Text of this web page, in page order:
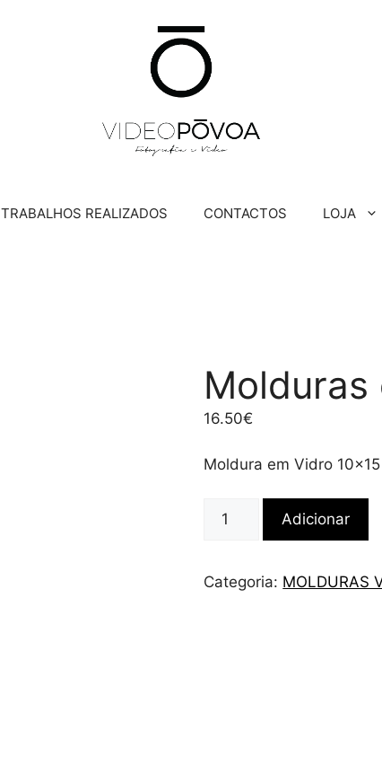
TRABALHOS REALIZADOS CONTACTOS LOJA
Molduras
16.50€
Moldura em Vidro 10×15
Quantidade
em
Adicionar
Categoria: MOLDURAS